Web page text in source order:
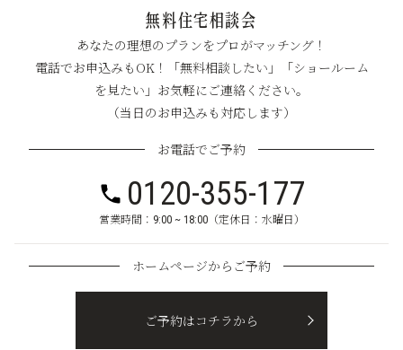
無料住宅相談会
あなたの理想のプランをプロがマッチング！
電話でお申込みもOK！「無料相談したい」「ショールーム
を見たい」お気軽にご連絡ください。
（当日のお申込みも対応します）
お電話でご予約
0120-355-177
営業時間：9:00 ~ 18:00（定休日：水曜日）
ホームページからご予約
ご予約はコチラから